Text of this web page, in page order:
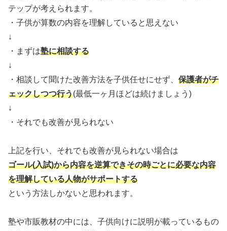
テップが考えられます。
・子供が算数の内容を理解していると思えない
↓
・まずは塾に相談する
↓
・相談して聞けた改善方法を子供任せにせず、 保護者がチ
ェックしつつ行う(最低一ヶ月ほどは続けましょう)
↓
・それでも改善が見られない
上記を行い、それでも改善が見られない場合は
ゴール(入試)から内容を逆算できその時ごとに必要な内容
を理解している人物がサポートする
という方法しかないと思われます。
塾や市販教材の中には、子供向けに説明が載っているもの